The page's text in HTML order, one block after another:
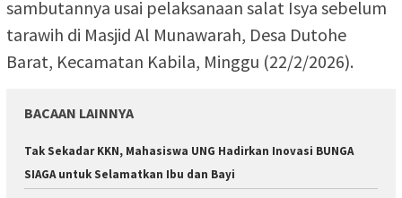
sambutannya usai pelaksanaan salat Isya sebelum
tarawih di Masjid Al Munawarah, Desa Dutohe
Barat, Kecamatan Kabila, Minggu (22/2/2026).
BACAAN LAINNYA
Tak Sekadar KKN, Mahasiswa UNG Hadirkan Inovasi BUNGA
SIAGA untuk Selamatkan Ibu dan Bayi